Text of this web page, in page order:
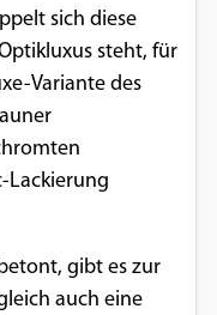
sich diese
steht, für
Variante des
Lackierung
gibt es zur
auch eine